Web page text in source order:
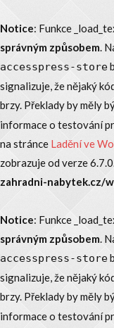
Notice: Funkce
správným způsobem.
accesspress-store
signalizuje, že nějaký
brzy. Překlady by měly
informace o testování
na stránce Ladění ve
zobrazuje od verze
zahradni-nabytek.cz/
Notice: Funkce
správným způsobem.
accesspress-store
signalizuje, že nějaký
brzy. Překlady by měly
informace o testování